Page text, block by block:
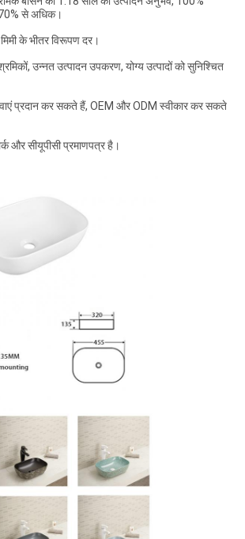
70% से अधिक।
मिमी के भीतर विरूपण दर।
उन्नत उत्पादन उपकरण, योग्य उत्पादों को सुनिश्चित
प्रदान कर सकते हैं, OEM और ODM स्वीकार कर सकते
और सीयूपीसी प्रमाणपत्र है।